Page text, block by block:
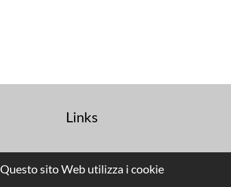
Links
Questo sito Web utilizza i cookie